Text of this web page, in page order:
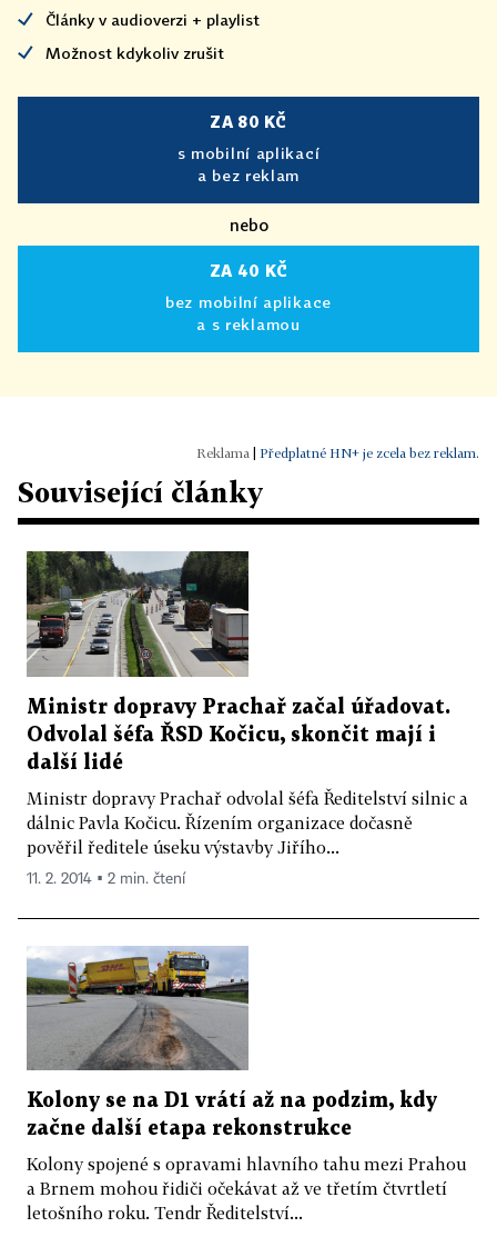
Články v audioverzi + playlist
Možnost kdykoliv zrušit
ZA 80 KČ
s mobilní aplikací
a bez reklam
nebo
ZA 40 KČ
bez mobilní aplikace
a s reklamou
Předplatné HN+ je zcela bez reklam.
Související články
Ministr dopravy Prachař začal úřadovat.
Odvolal šéfa ŘSD Kočicu, skončit mají i
další lidé
Ministr dopravy Prachař odvolal šéfa Ředitelství silnic a
dálnic Pavla Kočicu. Řízením organizace dočasně
pověřil ředitele úseku výstavby Jiřího...
11. 2. 2014 ▪ 2 min. čtení
Kolony se na D1 vrátí až na podzim, kdy
začne další etapa rekonstrukce
Kolony spojené s opravami hlavního tahu mezi Prahou
a Brnem mohou řidiči očekávat až ve třetím čtvrtletí
letošního roku. Tendr Ředitelství...